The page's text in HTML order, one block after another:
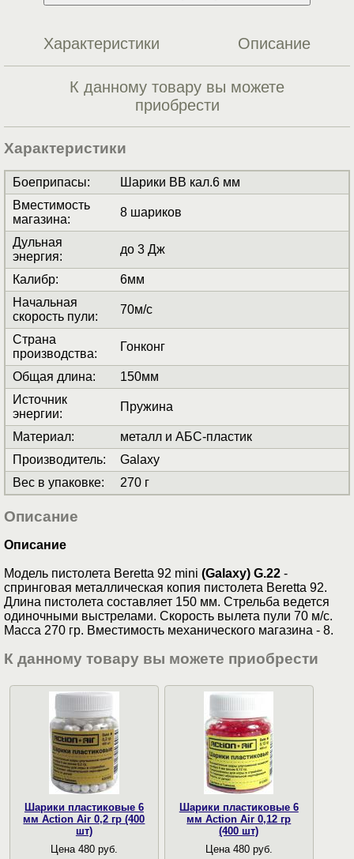
Характеристики Описание
К данному товару вы можете
приобрести
Характеристики
Боеприпасы:
Шарики BB кал.6 мм
Вместимость
магазина:
8 шариков
Дульная
энергия:
до 3 Дж
Калибр:
6мм
Начальная
скорость пули:
70м/с
Страна
производства:
Гонконг
Общая длина:
150мм
Источник
энергии:
Пружина
Материал:
металл и АБС-пластик
Производитель:
Galaxy
Вес в упаковке: 270 г
Описание
Описание
Модель пистолета Beretta 92 mini (Galaxy) G.22 -
спринговая металлическая копия пистолета Beretta 92.
Длина пистолета составляет 150 мм. Стрельба ведется
одиночными выстрелами. Скорость вылета пули 70 м/с.
Масса 270 гр. Вместимость механического магазина - 8.
К данному товару вы можете приобрести
Шарики пластиковые 6
мм Action Air 0,2 гр (400
шт)
Цена 480 руб.
Шарики пластиковые 6
мм Action Air 0,12 гр
(400 шт)
Цена 480 руб.